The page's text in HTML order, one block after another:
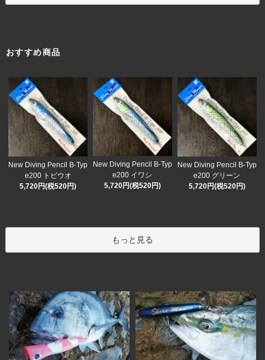
おすすめ商品
New Diving Pencil B-Typ
e200 トビウオ
5,720円(税520円)
New Diving Pencil B-Typ
e200 イワシ
5,720円(税520円)
New Diving Pencil B-Typ
e200 グリーン
5,720円(税520円)
もっと見る